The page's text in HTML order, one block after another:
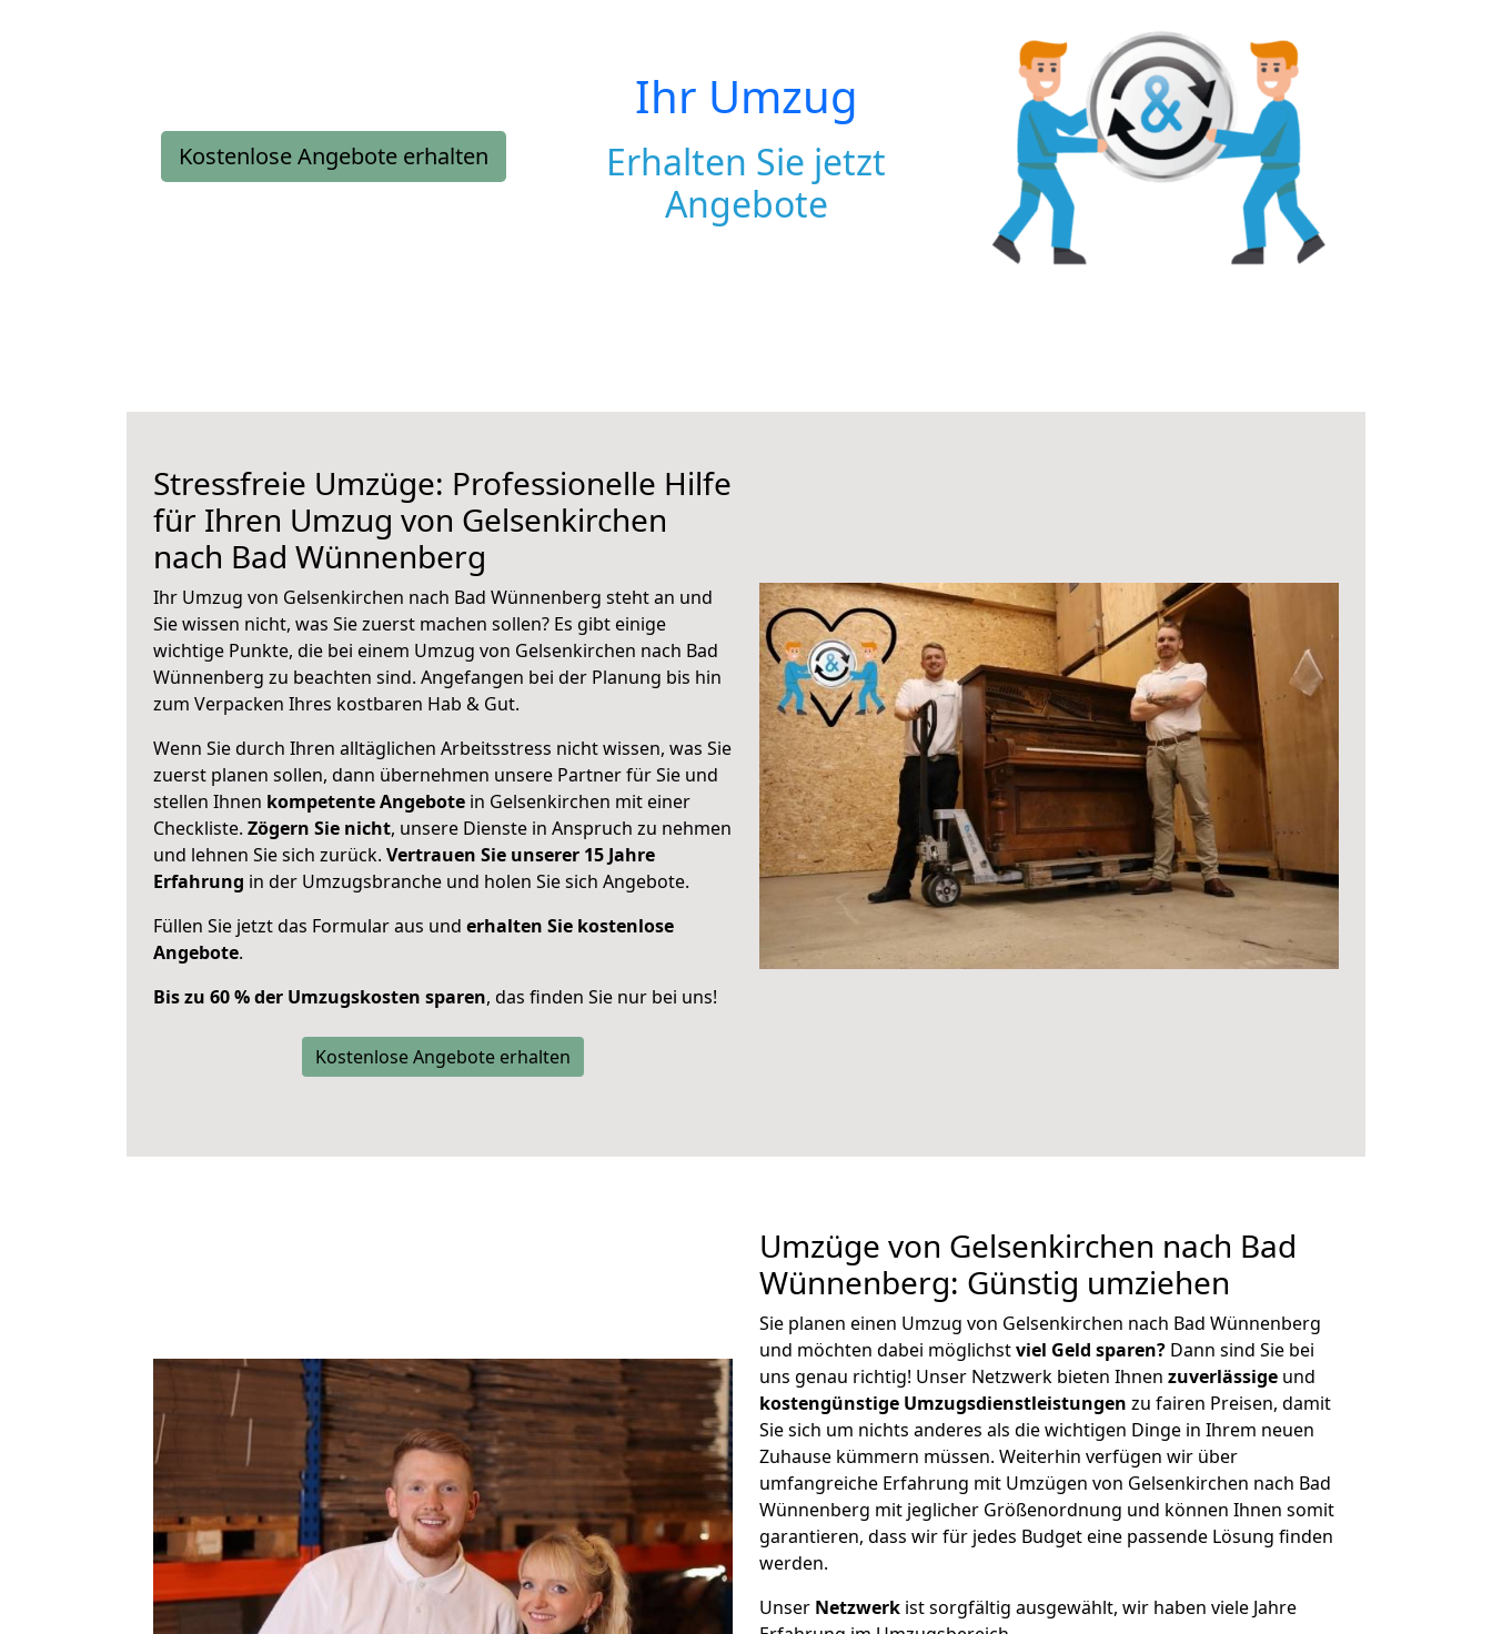
Kostenlose Angebote erhalten
Ihr Umzug
Erhalten Sie jetzt
Angebote
Stressfreie Umzüge: Professionelle Hilfe
für Ihren Umzug von Gelsenkirchen
nach Bad Wünnenberg
Ihr Umzug von Gelsenkirchen nach Bad Wünnenberg steht an und
Sie wissen nicht, was Sie zuerst machen sollen? Es gibt einige
wichtige Punkte, die bei einem Umzug von Gelsenkirchen nach Bad
Wünnenberg zu beachten sind. Angefangen bei der Planung bis hin
zum Verpacken Ihres kostbaren Hab & Gut.
Wenn Sie durch Ihren alltäglichen Arbeitsstress nicht wissen, was Sie
zuerst planen sollen, dann übernehmen unsere Partner für Sie und
stellen Ihnen kompetente Angebote in Gelsenkirchen mit einer
Checkliste. Zögern Sie nicht, unsere Dienste in Anspruch zu nehmen
und lehnen Sie sich zurück. Vertrauen Sie unserer 15 Jahre
Erfahrung in der Umzugsbranche und holen Sie sich Angebote.
Füllen Sie jetzt das Formular aus und erhalten Sie kostenlose
Angebote.
Bis zu 60 % der Umzugskosten sparen, das finden Sie nur bei uns!
Kostenlose Angebote erhalten
Umzüge von Gelsenkirchen nach Bad
Wünnenberg: Günstig umziehen
Sie planen einen Umzug von Gelsenkirchen nach Bad Wünnenberg
und möchten dabei möglichstviel Geld sparen? Dann sind Sie bei
uns genau richtig! Unser Netzwerk bieten Ihnen zuverlässige und
kostengünstige Umzugsdienstleistungen zu fairen Preisen, damit
Sie sich um nichts anderes als die wichtigen Dinge in Ihrem neuen
Zuhause kümmern müssen. Weiterhin verfügen wir über
umfangreiche Erfahrung mit Umzügen von Gelsenkirchen nach Bad
Wünnenberg mit jeglicher Größenordnung und können Ihnen somit
garantieren, dass wir für jedes Budget eine passende Lösung finden
werden.
Unser Netzwerk ist sorgfältig ausgewählt, wir haben viele Jahre